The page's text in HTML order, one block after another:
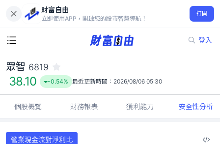
財富自由
立即使用APP，開啟您的股市智慧導航！
打開
登入
38.10
-0.54%
眾智 6819
38.10 -0.54% 最近更新時間： 2026/08/06 05:30
個股概覽 財務報表 獲利能力 安全性分析
營業現金流對淨利比